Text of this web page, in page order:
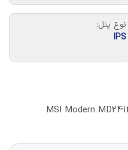
نوع پنل:
IPS
MSI Modern